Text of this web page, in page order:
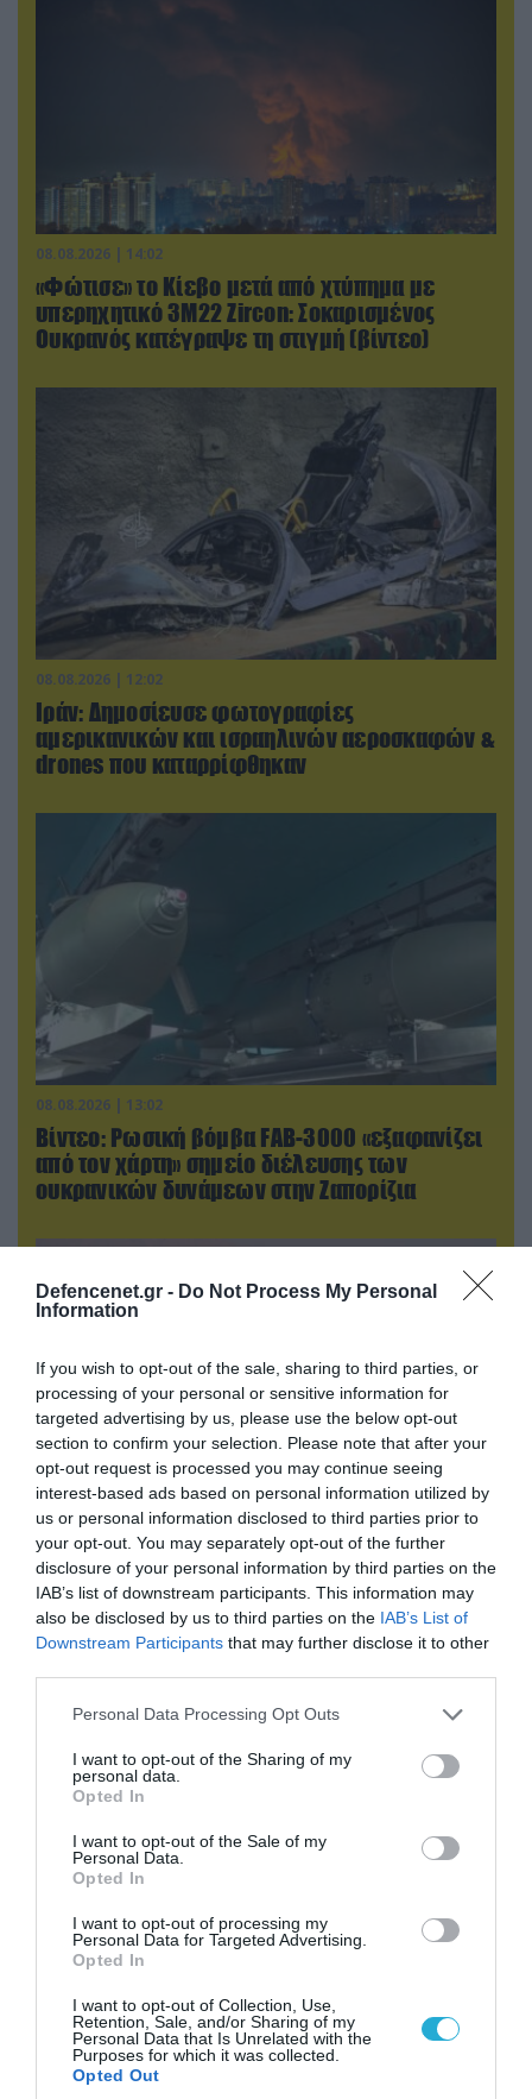
Defencenet.gr - Do Not Process My Personal
Information
If you wish to opt-out of the sale, sharing to third parties, or
processing of your personal or sensitive information for
targeted advertising by us, please use the below opt-out
section to confirm your selection. Please note that after your
opt-out request is processed you may continue seeing
interest-based ads based on personal information utilized by
us or personal information disclosed to third parties prior to
your opt-out. You may separately opt-out of the further
disclosure of your personal information by third parties on the
IAB’s list of downstream participants. This information may
also be disclosed by us to third parties on the IAB’s List of
Downstream Participants that may further disclose it to other
Please note that this website/app uses one or more Google
not limited to your visit or usage behaviour. You may click to
grant or deny consent to Google and its third-party tags to
use your data for below specified purposes in below Google
consent section.
Personal Data Processing Opt Outs
I want to opt-out of the Sharing of my
personal data.
Opted In
I want to opt-out of the Sale of my
Personal Data.
Opted In
I want to opt-out of processing my
Personal Data for Targeted Advertising.
Opted In
I want to opt-out of Collection, Use,
Retention, Sale, and/or Sharing of my
Personal Data that Is Unrelated with the
Purposes for which it was collected.
Opted Out
08.08.2026 | 14:02
«Φώτισε» το Κίεβο μετά από χτύπημα με
υπερηχητικό 3M22 Zircon: Σοκαρισμένος
Ουκρανός κατέγραψε τη στιγμή (βίντεο)
08.08.2026 | 12:02
Ιράν: Δημοσίευσε φωτογραφίες
αμερικανικών και ισραηλινών αεροσκαφών &
drones που καταρρίφθηκαν
08.08.2026 | 13:02
Βίντεο: Ρωσική βόμβα FAB-3000 «εξαφανίζει
από τον χάρτη» σημείο διέλευσης των
ουκρανικών δυνάμεων στην Ζαπορίζια
09.08.2026 | 13:02
Το Ιράν «παγώνει» τις ΗΠΑ για άνοιγμα των
Στενών του Ορμούζ: «Δίνετε άμεσα 300
δισ.δολάρια και διόδια» (upd)
09.08.2026 | 12:02
Τουρκίας-Σ.Αραβίας – Το παράδοξο των
ελληνικών Patriot στην περιοχή